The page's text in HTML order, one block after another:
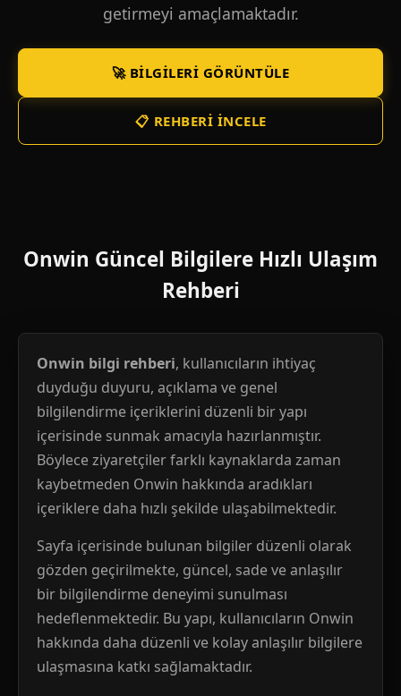
getirmeyi amaçlamaktadır.
🚀 BILGILERI GÖRÜNTÜLE
📋 REHBERI İNCELE
Onwin Güncel Bilgilere Hızlı Ulaşım
Rehberi
Onwin bilgi rehberi, kullanıcıların ihtiyaç
duyduğu duyuru, açıklama ve genel
bilgilendirme içeriklerini düzenli bir yapı
içerisinde sunmak amacıyla hazırlanmıştır.
Böylece ziyaretçiler farklı kaynaklarda zaman
kaybetmeden Onwin hakkında aradıkları
içeriklere daha hızlı şekilde ulaşabilmektedir.
Sayfa içerisinde bulunan bilgiler düzenli olarak
gözden geçirilmekte, güncel, sade ve anlaşılır
bir bilgilendirme deneyimi sunulması
hedeflenmektedir. Bu yapı, kullanıcıların Onwin
hakkında daha düzenli ve kolay anlaşılır bilgilere
ulaşmasına katkı sağlamaktadır.